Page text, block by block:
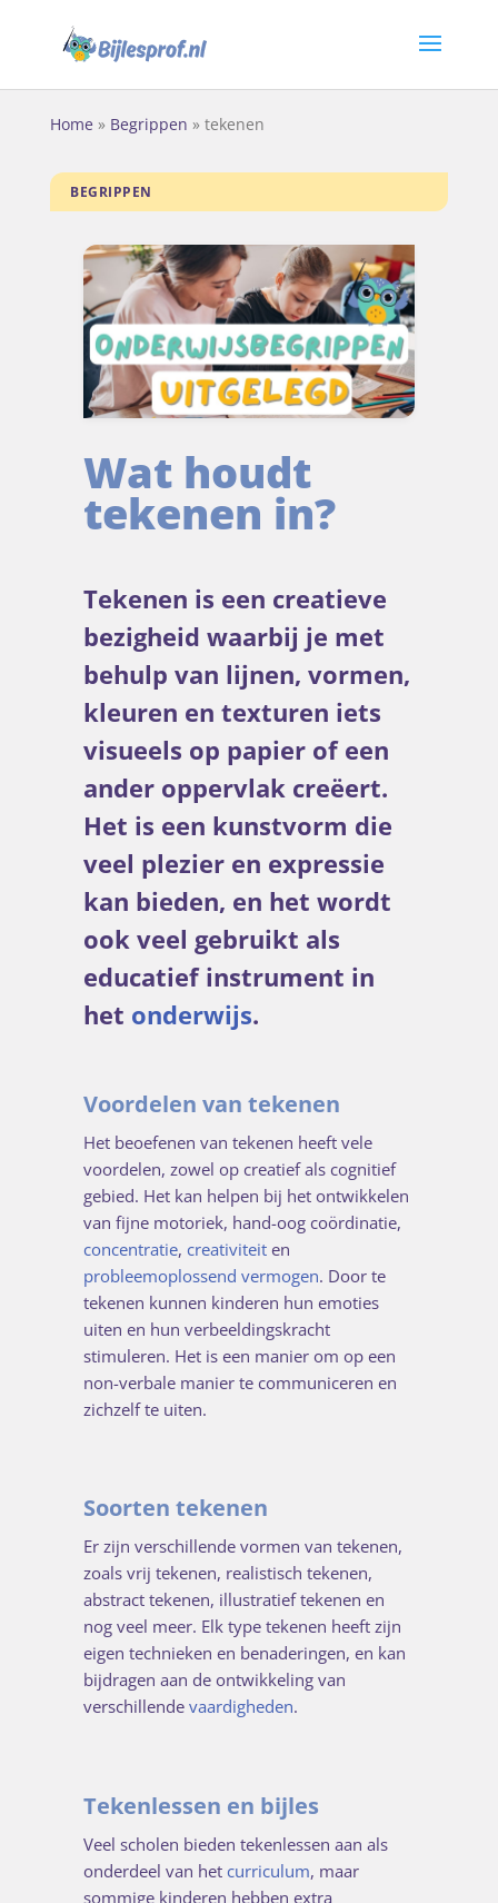
Home » Begrippen » tekenen
BEGRIPPEN
Wat houdt
tekenen in?
Tekenen is een creatieve
bezigheid waarbij je met
behulp van lijnen, vormen,
kleuren en texturen iets
visueels op papier of een
ander oppervlak creëert.
Het is een kunstvorm die
veel plezier en expressie
kan bieden, en het wordt
ook veel gebruikt als
educatief instrument in
het onderwijs.
Voordelen van tekenen
Het beoefenen van tekenen heeft vele
voordelen, zowel op creatief als cognitief
gebied. Het kan helpen bij het ontwikkelen
van fijne motoriek, hand-oog coördinatie,
concentratie, creativiteit en
probleemoplossend vermogen. Door te
tekenen kunnen kinderen hun emoties
uiten en hun verbeeldingskracht
stimuleren. Het is een manier om op een
non-verbale manier te communiceren en
zichzelf te uiten.
Soorten tekenen
Er zijn verschillende vormen van tekenen,
zoals vrij tekenen, realistisch tekenen,
abstract tekenen, illustratief tekenen en
nog veel meer. Elk type tekenen heeft zijn
eigen technieken en benaderingen, en kan
bijdragen aan de ontwikkeling van
verschillende vaardigheden.
Tekenlessen en bijles
Veel scholen bieden tekenlessen aan als
onderdeel van het curriculum, maar
sommige kinderen hebben extra